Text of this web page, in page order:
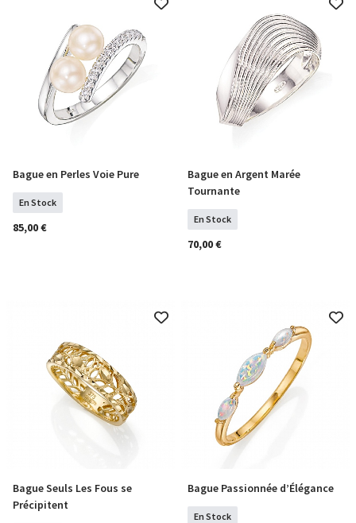
Sélectionner Tailles
Bague en Perles Voie Pure
En Stock
85,00 €
Sélectionner Tailles
Bague en Argent Marée
Tournante
En Stock
70,00 €
Sélectionner Tailles
Bague Seuls Les Fous se
Précipitent
Sélectionner Tailles
Bague Passionnée d’Élégance
En Stock